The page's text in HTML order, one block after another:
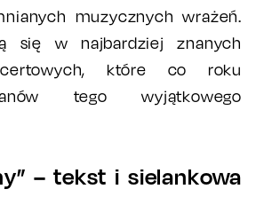
muzycznych wrażeń.
się w najbardziej znanych
które co roku
tego wyjątkowego
– tekst i sielankowa